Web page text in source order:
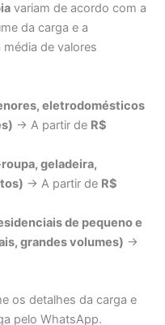
variam de acordo com a
da carga e a
de valores
eletrodomésticos
→ A partir de R$
geladeira,
→ A partir de R$
de pequeno e
grandes volumes) →
os detalhes da carga e
pelo WhatsApp.